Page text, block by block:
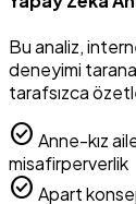
Bu analiz,
deneyimi
tarafsızca
check_circle Anne-kız
misafirperverlik
check_circle Apart